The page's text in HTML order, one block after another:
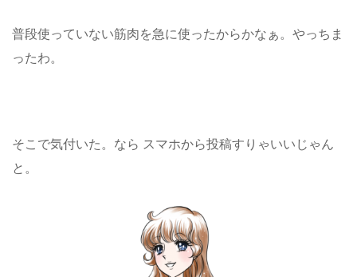
普段使っていない筋肉を急に使ったからかなぁ。やっちま
ったわ。
そこで気付いた。なら スマホから投稿すりゃいいじゃん
と。